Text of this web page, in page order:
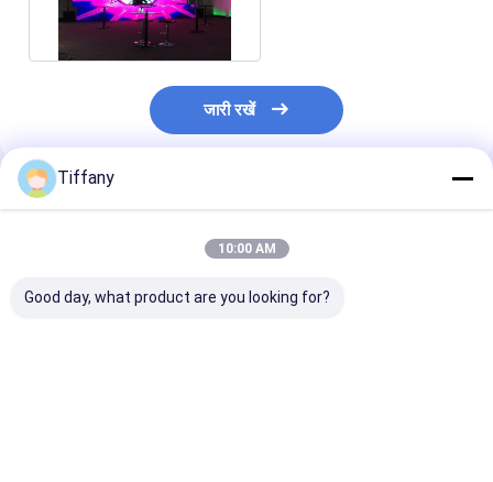
जारी रखें
अनुशंसित उत्पाद
Tiffany
10:00 AM
Good day, what product are you looking for?